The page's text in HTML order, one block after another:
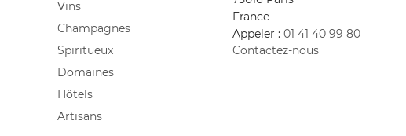
Vins
Champagnes
Spiritueux
Domaines
Hôtels
Artisans
France
Appeler : 01 41 40 99 80
Contactez-nous